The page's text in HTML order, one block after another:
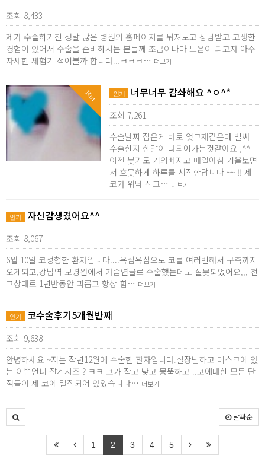
조회 8,433
제가 수술하기전 정말 많은 병원의 홈페이지를 뒤져보고 상담받고 고생한
경험이 있어서 수술을 준비하시는 분들께 조금이나마 도움이 되고자 아주
자세한 체험기 적어볼까 합니다...ㅋㅋㅋ… 더보기
Hot 인기 너무너무 감솨해요 ^ㅇ^*
조회 7,261
수술날짜 잡은게 바로 엊그제같은데 벌써
수술한지 한달이 다되어가는것같아요 ,^^
이젠 붓기도 거의빠지고 매일아침 거울보면
서 흐믓하게 하루를 시작한답니다 ~~ !! 제
코가 워낙 작고… 더보기
인기 자신감생겼어요^^
조회 8,067
6월 10일 코성형한 환자입니다....욕심욕심으로 코를 여러번해서 구축까지
오게되고,강남역 모병원에서 가슴연골로 수술했는데도 잘못되었어요,,, 전
그상태로 1년반동안 괴롭고 항상 힘… 더보기
인기 코수술후기5개월반째
조회 9,638
안녕하세요 ~저는 작년12월에 수술한 환자입니다.실장님하고 데스크에 있
는 이쁜언니 잘계시죠 ? ㅋㅋ 코가 작고 낮고 뭉뚝하고 ..코에대한 모든 단
점들이 제 코에 밀집되어 있었습니다… 더보기
날짜순
1 2 3 4 5